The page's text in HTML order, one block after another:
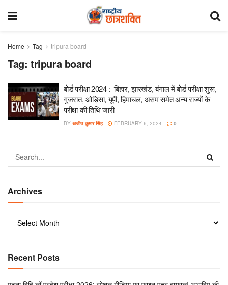
Home Tag tripura board
Tag: tripura board
बोर्ड परीक्षा 2024 : बिहार, झारखंड, बंगाल में बोर्ड परीक्षा शुरू,
गुजरात, ओड़िसा, यूपी, हिमाचल, असम समेत अन्य राज्यों के
परीक्षा की तिथि जारी
BY अजीत कुमार सिंह FEBRUARY 6, 2024 0
Archives
Recent Posts